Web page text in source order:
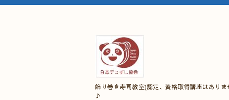
飾り巻き寿司教室(認定、資格取得講座はあり
♪